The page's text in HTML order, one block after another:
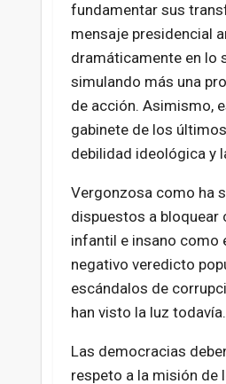
fundamentar sus
mensaje presidencial
dramáticamente en lo
simulando más una
de acción. Asimismo,
gabinete de los
debilidad ideológica y
Vergonzosa como ha
dispuestos a bloquear
infantil e insano como
negativo veredicto
escándalos de
han visto la luz todavía.
Las democracias
respeto a la misión de